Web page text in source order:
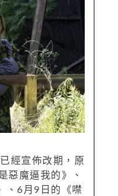
經宣佈改期，原
惡魔逼我的》、
、6月9日的《噤